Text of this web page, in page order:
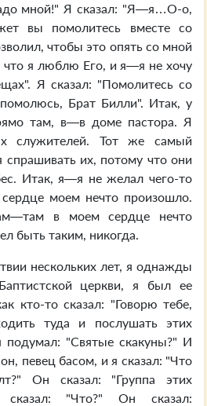
мной!" Я сказал: "Я—я…О-о,
вы помолитесь вместе со
чтобы это опять со мной
что я люблю Его, и я—я не хочу
Я сказал: "Помолитесь со
Брат Билли". Итак, у
там, в—в доме пастора. Я
служителей. Тот же самый
спрашивать их, потому что они
Итак, я—я не желал чего-то
моем нечто произошло.
в моем сердце нечто
быть таким, никогда.
нескольких лет, я однажды
церкви, я был ее
кто-то сказал: "Говорю тебе,
туда и послушать этих
подумал: "Святые скакуны?" И
певец басом, и я сказал: "Что
Он сказал: "Группа этих
сказал: "Что?" Он сказал: